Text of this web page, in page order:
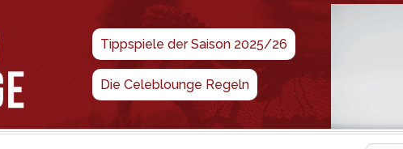
Tippspiele der Saison 2025/26
Die Celeblounge Regeln